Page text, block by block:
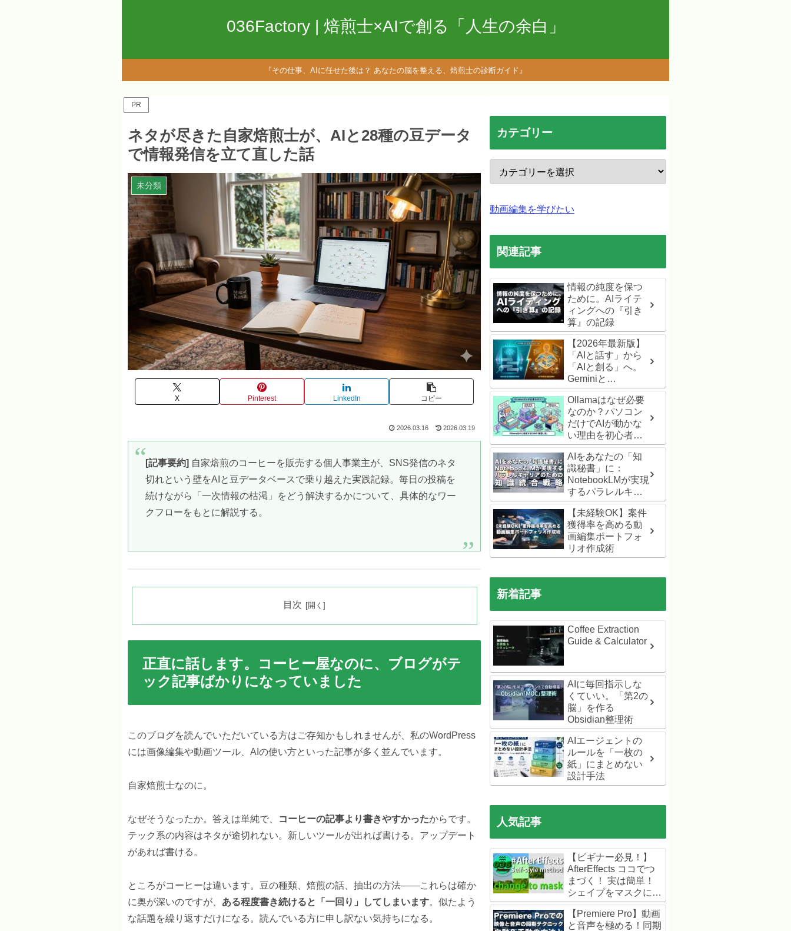
036Factory | 焙煎士×AIで創る「人生の余白」
『その仕事、AIに任せた後は？ あなたの脳を整える、焙煎士の診断ガイド』
PR
ネタが尽きた自家焙煎士が、AIと28種の豆データ
で情報発信を立て直した話
未分類
X Pinterest LinkedIn コピー
2026.03.16 2026.03.19
[記事要約] 自家焙煎のコーヒーを販売する個人事業主が、SNS発信のネタ
切れという壁をAIと豆データベースで乗り越えた実践記録。毎日の投稿を
続けながら「一次情報の枯渇」をどう解決するかについて、具体的なワー
クフローをもとに解説する。
目次
正直に話します。コーヒー屋なのに、ブログがテ
ック記事ばかりになっていました
このブログを読んでいただいている方はご存知かもしれませんが、私のWordPress
には画像編集や動画ツール、AIの使い方といった記事が多く並んでいます。
自家焙煎士なのに。
なぜそうなったか。答えは単純で、 コーヒーの記事より書きやすかったからです。
テック系の内容はネタが途切れない。新しいツールが出れば書ける。アップデート
があれば書ける。
ところがコーヒーは違います。豆の種類、焙煎の話、抽出の方法——これらは確か
に奥が深いのですが、 ある程度書き続けると「一回り」してしまいます。似たよう
な話題を繰り返すだけになる。読んでいる方に申し訳ない気持ちになる。
カテゴリー
動画編集を学びたい
関連記事
情報の純度を保つ
ために。AIライテ
ィングへの『引き
算』の記録
【2026年最新版】
「AIと話す」から
「AIと創る」へ。
Geminiと
Antigravityを併用し
て分かった、次世
代の制作スタイル
完全ガイド
Ollamaはなぜ必要
なのか？パソコン
だけでAIが動かな
い理由を初心者向
けに解説
AIをあなたの「知
識秘書」に：
NotebookLMが実現
するパラレルキャ
リアのための知識
統合戦略
【未経験OK】案件
獲得率を高める動
画編集ポートフォ
リオ作成術
新着記事
Coffee Extraction
Guide & Calculator
AIに毎回指示しな
くていい。「第2の
脳」を作る
Obsidian整理術
AIエージェントの
ルールを「一枚の
紙」にまとめない
設計手法
人気記事
【ビギナー必見！】
AfterEffects ココでつ
まづく！ 実は簡単！
シェイプをマスクに変
換する方法（画面画像
で説明）動画アリ
【Premiere Pro】動画
と音声を極める！同期